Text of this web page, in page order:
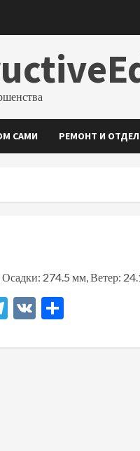
САМИ РЕМОНТ И
Осадки: 274.5 мм, Ветер:
Telegram
VK